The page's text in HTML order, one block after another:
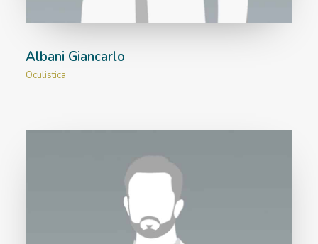
Albani Giancarlo
Oculistica